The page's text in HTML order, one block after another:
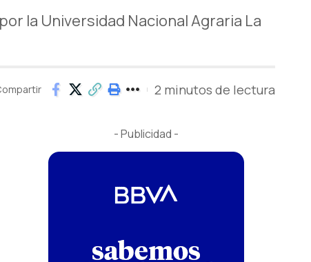
la Universidad Nacional Agraria La
2 minutos de lectura
- Publicidad -